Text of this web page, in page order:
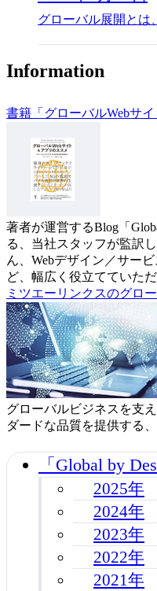
グローバル展開とは
Information
書籍「グローバルWebサ
著者が運営するBlog「
る、当社スタッフが監訳
ん、Webデザイン／サー
ど、幅広く役立てていただ
ミツエーリンクスのグロ
グローバルビジネスを支
ダードな品質を提供する
「Global by
2025年
2024年
2023年
2022年
2021年